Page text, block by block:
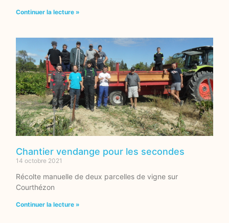
Continuer la lecture »
Chantier vendange pour les secondes
14 octobre 2021
Récolte manuelle de deux parcelles de vigne sur
Courthézon
Continuer la lecture »